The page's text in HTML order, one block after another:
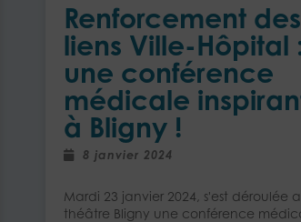
Renforcement des
liens Ville-Hôpital
une conférence
médicale
à Bligny !
8 janvier 2024
Mardi 23 janvier 2024, s'est déroulée
théâtre Bligny une conférence